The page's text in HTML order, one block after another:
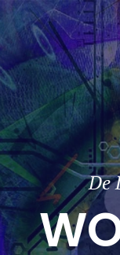
Terug naar
De